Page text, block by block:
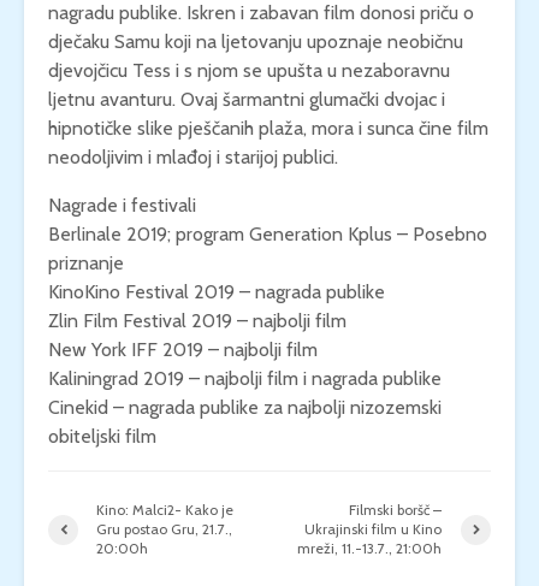
nagradu publike. Iskren i zabavan film donosi priču o
dječaku Samu koji na ljetovanju upoznaje neobičnu
djevojčicu Tess i s njom se upušta u nezaboravnu
ljetnu avanturu. Ovaj šarmantni glumački dvojac i
hipnotičke slike pješčanih plaža, mora i sunca čine film
neodoljivim i mlađoj i starijoj publici.
Nagrade i festivali
Berlinale 2019; program Generation Kplus – Posebno
priznanje
KinoKino Festival 2019 – nagrada publike
Zlin Film Festival 2019 – najbolji film
New York IFF 2019 – najbolji film
Kaliningrad 2019 – najbolji film i nagrada publike
Cinekid – nagrada publike za najbolji nizozemski
obiteljski film
Kino: Malci2- Kako je
Gru postao Gru, 21.7.,
20:00h
Filmski boršč –
Ukrajinski film u Kino
mreži, 11.-13.7., 21:00h